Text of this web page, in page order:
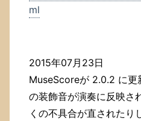
ml
2015年07月23日
MuseScoreが 2.0.2 に更
の装飾音が演奏に反映さ
くの不具合が直されたり